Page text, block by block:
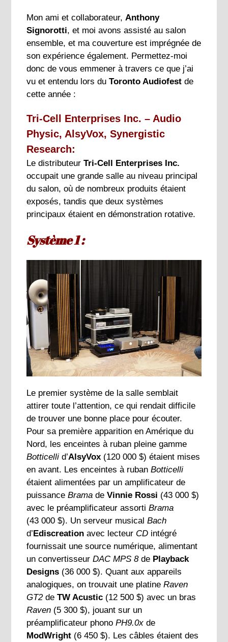
Mon ami et collaborateur, Anthony
Signorotti, et moi avons assisté au salon
ensemble, et ma couverture est imprégnée de
son expérience également. Permettez-moi
donc de vous emmener à travers ce que j’ai
vu et entendu lors duToronto Audiofest de
cette année :
Tri-Cell Enterprises Inc. – Audio
Physic, AlsyVox, Synergistic
Research:
Le distributeurTri-Cell Enterprises Inc.
occupait une grande salle au niveau principal
du salon, où de nombreux produits étaient
exposés, tandis que deux systèmes
principaux étaient en démonstration rotative.
Système 1 :
Le premier système de la salle semblait
attirer toute l’attention, ce qui rendait difficile
de trouver une bonne place pour écouter.
Pour sa première apparition en Amérique du
Nord, les enceintes à ruban pleine gamme
Botticelli d’AlsyVox (120 000 $) étaient mises
en avant. Les enceintes à rubanBotticelli
étaient alimentées par un amplificateur de
puissanceBrama deVinnie Rossi (43 000 $)
avec le préamplificateur assortiBrama
(43 000 $). Un serveur musicalBach
d’ Ediscreation avec lecteur CD intégré
fournissait une source numérique, alimentant
un convertisseurDAC MPS 8de Playback
Designs (36 000 $). Quant aux appareils
analogiques, on trouvait une platineRaven
GT2deTW Acustic (12 500 $) avec un bras
Raven (5 300 $), jouant sur un
préamplificateur phonoPH9.0x de
ModWright (6 450 $). Les câbles étaient des